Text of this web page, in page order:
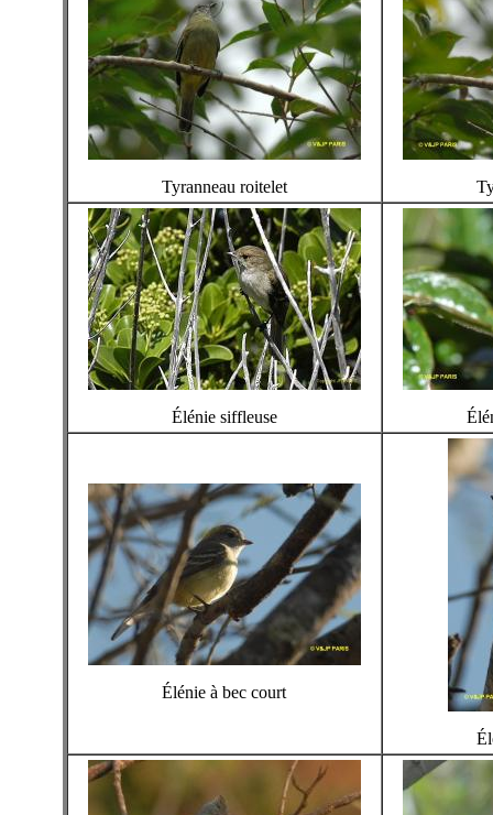
Tyranneau roitelet
Élénie siffleuse
Élénie à bec court